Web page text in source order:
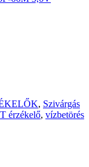
, Szivárgás
érzékelő, vízbetörés